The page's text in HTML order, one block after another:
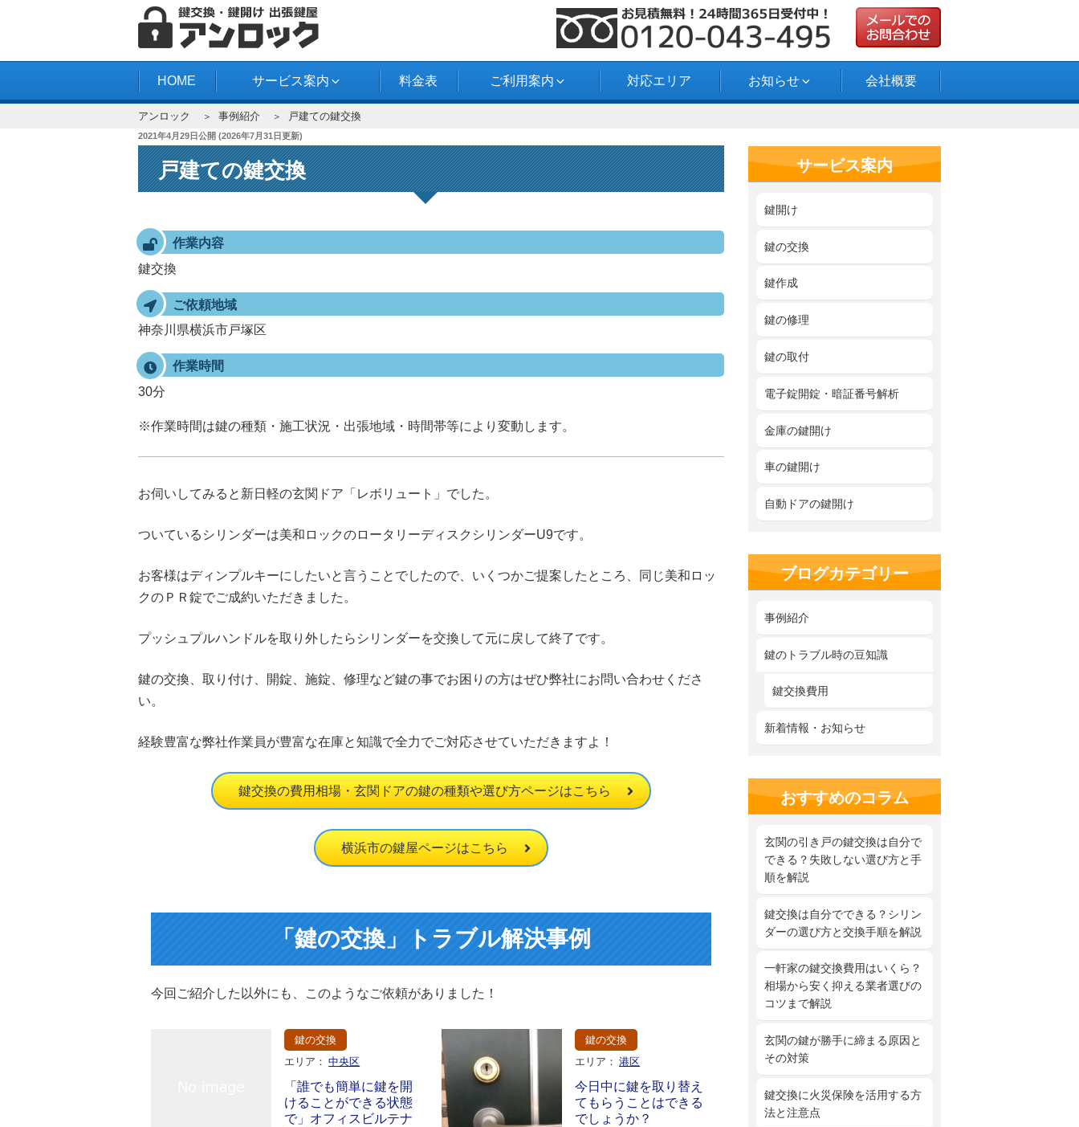
ツ
アンロック
HOME サービス案内 料金表 ご利用案内 対応エリア お知らせ 会社概要
アンロック 事例紹介 戸建ての鍵交換
投
稿
日:
2021年4月29日公開 (2026年7月31日更新)
戸建ての鍵交換
作業内容
鍵交換
ご依頼地域
神奈川県横浜市戸塚区
作業時間
30分
※作業時間は鍵の種類・施工状況・出張地域・時間帯等により変動します。
お伺いしてみると新日軽の玄関ドア「レボリュート」でした。
ついているシリンダーは美和ロックのロータリーディスクシリンダーU9です。
お客様はディンプルキーにしたいと言うことでしたので、いくつかご提案したところ、同じ美和ロッ
クのＰＲ錠でご成約いただきました。
プッシュプルハンドルを取り外したらシリンダーを交換して元に戻して終了です。
鍵の交換、取り付け、開錠、施錠、修理など鍵の事でお困りの方はぜひ弊社にお問い合わせくださ
い。
経験豊富な弊社作業員が豊富な在庫と知識で全力でご対応させていただきますよ！
鍵交換の費用相場・玄関ドアの鍵の種類や選び方ページはこちら
横浜市の鍵屋ページはこちら
「鍵の交換」トラブル解決事例
今回ご紹介した以外にも、このようなご依頼がありました！
鍵の交換
エリア： 中央区
「誰でも簡単に鍵を開
けることができる状態
で」オフィスビルテナ
鍵の交換
エリア： 港区
今日中に鍵を取り替え
てもらうことはできる
でしょうか？
サービス案内
鍵開け
鍵の交換
鍵作成
鍵の修理
鍵の取付
電子錠開錠・暗証番号解析
金庫の鍵開け
車の鍵開け
自動ドアの鍵開け
ブログカテゴリー
事例紹介
鍵のトラブル時の豆知識
鍵交換費用
新着情報・お知らせ
おすすめのコラム
玄関の引き戸の鍵交換は自分で
できる？失敗しない選び方と手
順を解説
鍵交換は自分でできる？シリン
ダーの選び方と交換手順を解説
一軒家の鍵交換費用はいくら？
相場から安く抑える業者選びの
コツまで解説
玄関の鍵が勝手に締まる原因と
その対策
鍵交換に火災保険を活用する方
法と注意点